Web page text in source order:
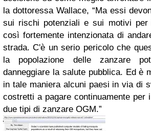
la dottoressa Wallace, “Ma essi
sui rischi potenziali e sui motivi
così fortemente intenzionata di
strada. C'è un serio pericolo che
la popolazione delle zanzare
danneggiare la salute pubblica. Ed è
in tale maniera alcuni paesi in via di
costretti a pagare continuamente
due tipi di zanzare OGM.”